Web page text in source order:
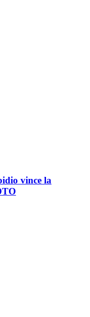
vince la